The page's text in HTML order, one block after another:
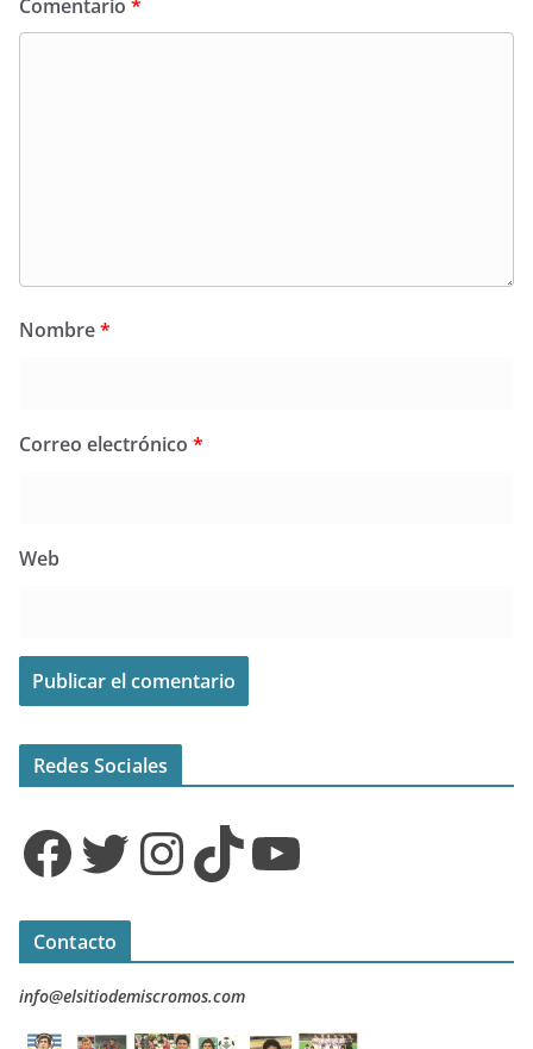
Comentario *
Nombre*
Correo electrónico *
Web
Redes Sociales
Facebook Twitter InstagramTikTok YouTube
Contacto
info@elsitiodemiscromos.com